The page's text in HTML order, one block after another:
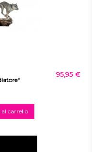
95,95 €
carrello